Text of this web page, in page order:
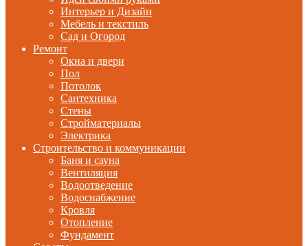
Интерьер и Дизайн
Мебель и текстиль
Сад и Огород
Ремонт
Окна и двери
Пол
Потолок
Сантехника
Стены
Стройматериалы
Электрика
Строительство и коммуникации
Баня и сауна
Вентиляция
Водоотведение
Водоснабжение
Кровля
Отопление
Фундамент